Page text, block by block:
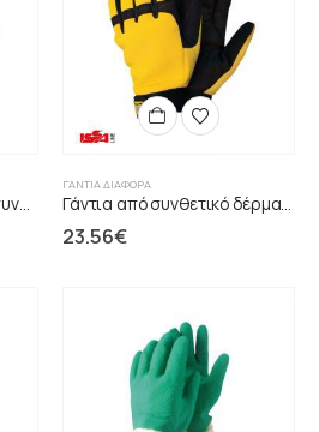
Γάντια αντικραδασμικά συνθετικό δέρμα ενίσχυση ζελ
ΓΆΝΤΙΑ ΔΙΆΦΟΡΑ
23.56€